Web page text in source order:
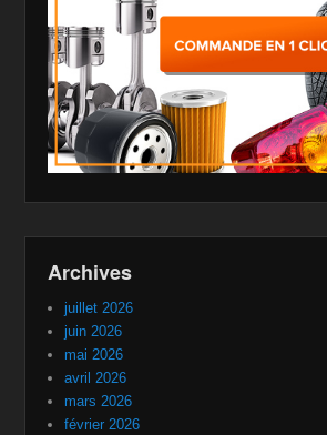
Archives
juillet 2026
juin 2026
mai 2026
avril 2026
mars 2026
février 2026